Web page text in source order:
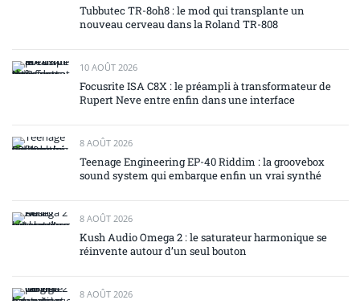
Tubbutec TR-8oh8 : le mod qui transplante un
nouveau cerveau dans la Roland TR-808
10 AOÛT 2026
Focusrite ISA C8X : le préampli à transformateur de
Rupert Neve entre enfin dans une interface
8 AOÛT 2026
Teenage Engineering EP-40 Riddim : la groovebox
sound system qui embarque enfin un vrai synthé
8 AOÛT 2026
Kush Audio Omega 2 : le saturateur harmonique se
réinvente autour d’un seul bouton
8 AOÛT 2026